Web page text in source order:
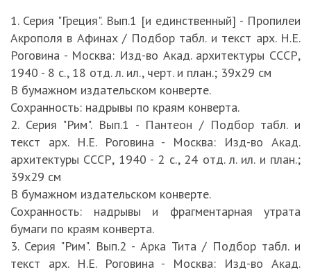
1. Серия "Греция". Вып.1 [и единственный] - Пропилеи
Акрополя в Афинах / Подбор табл. и текст арх. Н.Е.
Роговина - Москва: Изд-во Акад. архитектуры СССР,
1940 - 8 с., 18 отд. л. ил., черт. и план.; 39х29 см
В бумажном издательском конверте.
Сохранность: надрывы по краям конверта.
2. Серия "Рим". Вып.1 - Пантеон / Подбор табл. и
текст арх. Н.Е. Роговина - Москва: Изд-во Акад.
архитектуры СССР, 1940 - 2 с., 24 отд. л. ил. и план.;
39х29 см
В бумажном издательском конверте.
Сохранность: надрывы и фрагментарная утрата
бумаги по краям конверта.
3. Серия "Рим". Вып.2 - Арка Тита / Подбор табл. и
текст арх. Н.Е. Роговина - Москва: Изд-во Акад.